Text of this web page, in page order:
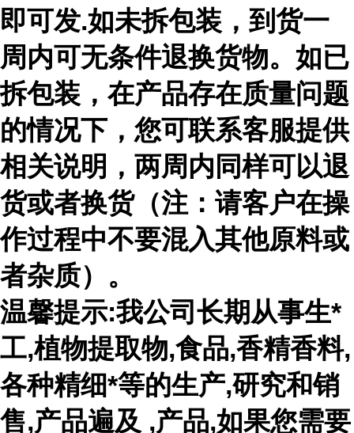
即可发.如未拆包装，到货一
周内可无条件退换货物。如已
拆包装，在产品存在质量问题
的情况下，您可联系客服提供
相关说明，两周内同样可以退
货或者换货（注：请客户在操
作过程中不要混入其他原料或
者杂质）。
温馨提示:我公司长期从事生*
工,植物提取物,食品,香精香料,
各种精细*等的生产,研究和销
售,产品遍及 ,产品,如果您需要